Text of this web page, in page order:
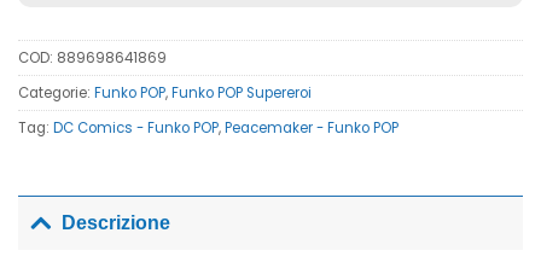
COD: 889698641869
Categorie: Funko POP,Funko POP Supereroi
Tag: DC Comics - Funko POP,Peacemaker - Funko POP
Descrizione